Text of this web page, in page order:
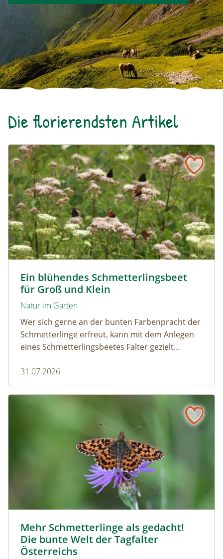
Die florierendsten Artikel
Ein blühendes Schmetterlingsbeet
für Groß und Klein
Natur im Garten
Wer sich gerne an der bunten Farbenpracht der
Schmetterlinge erfreut, kann mit dem Anlegen
eines Schmetterlingsbeetes Falter gezielt
dürfen ausreichend mitgedacht werden. Denn
ohne Raupen gibt es keine schönen
Schmetterlinge!
31.07.2026
Ein blühendes Schmetterlingsbeet für Groß und Klein
Mehr Schmetterlinge als gedacht!
Die bunte Welt der Tagfalter
Österreichs
Mehr Schmetterlinge als gedacht! Die bunte Welt der